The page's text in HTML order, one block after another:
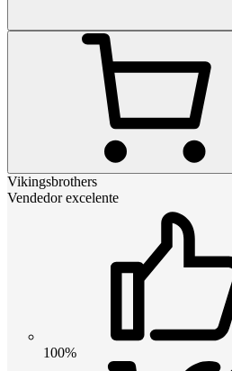
Vikingsbrothers
Vendedor excelente
100%